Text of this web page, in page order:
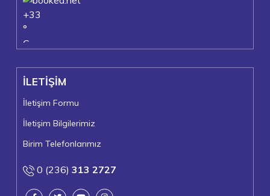
+33
°
C
+22°
Turgutlu
Pazar, 09
İLETİŞİM
İletişim Formu
İletişim Bilgilerimiz
Birim Telefonlarımız
0 (236) 313 2727